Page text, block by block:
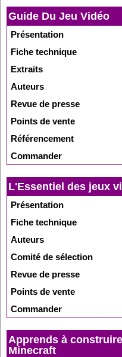
Guide Du Jeu Vidéo
Présentation
Fiche technique
Extraits
Auteurs
Revue de presse
Points de vente
Référencement
Commander
L'Essentiel des jeux
Présentation
Fiche technique
Auteurs
Comité de sélection
Revue de presse
Points de vente
Commander
Apprends à
Minecraft